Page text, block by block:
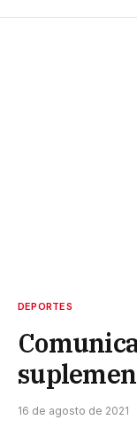
DEPORTES
16 de agosto de 2021